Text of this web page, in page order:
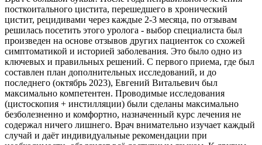
посткоитального цистита, перешедшего в хронический
цистит, рецидивами через каждые 2-3 месяца, по отзывам
решилась посетить этого уролога - выбор специалиста был
произведен на основе отзывов других пациенток со схожей
симптоматикой и историей заболевания. Это было одно из
ключевых и правильных решений. С первого приема, где был
составлен план дополнительных исследований, и до
последнего (октябрь 2023), Евгений Витальевич был
максимально компетентен. Проводимые исследования
(цистоскопия + инстилляции) были сделаны максимально
безболезненно и комфортно, назначенный курс лечения не
содержал ничего лишнего. Врач внимательно изучает каждый
случай и даёт индивидуальные рекомендации при